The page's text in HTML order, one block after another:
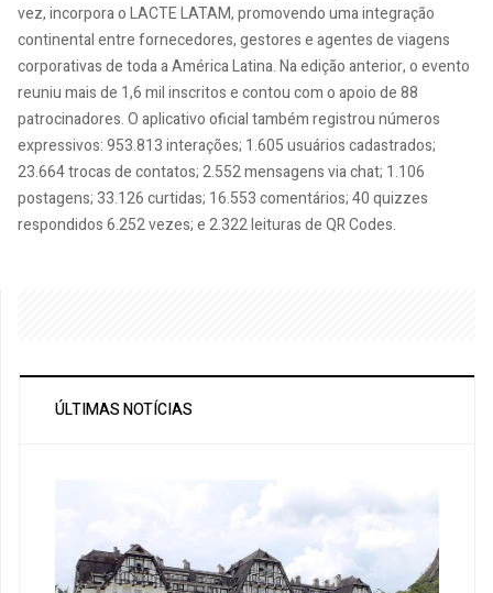
vez, incorpora o LACTE LATAM, promovendo uma integração
continental entre fornecedores, gestores e agentes de viagens
corporativas de toda a América Latina. Na edição anterior, o evento
reuniu mais de 1,6 mil inscritos e contou com o apoio de 88
patrocinadores. O aplicativo oficial também registrou números
expressivos: 953.813 interações; 1.605 usuários cadastrados;
23.664 trocas de contatos; 2.552 mensagens via chat; 1.106
postagens; 33.126 curtidas; 16.553 comentários; 40 quizzes
respondidos 6.252 vezes; e 2.322 leituras de QR Codes.
ÚLTIMAS NOTÍCIAS